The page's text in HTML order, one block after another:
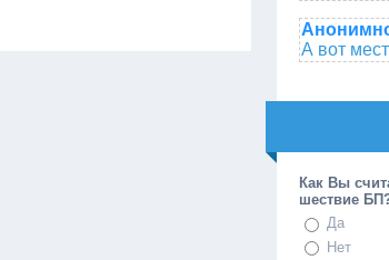
А вот
Как Вы
шествие
Да
Нет